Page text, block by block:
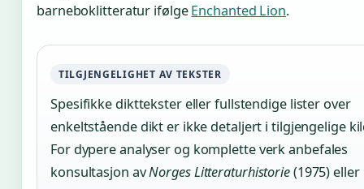
barneboklitteratur ifølgeEnchanted Lion.
TILGJENGELIGHET AV TEKSTER
Spesifikke dikttekster eller fullstendige lister over
enkeltstående dikt er ikke detaljert i tilgjengelige
For dypere analyser og komplette verk anbefales
konsultasjon avNorges Litteraturhistorie(1975) eller